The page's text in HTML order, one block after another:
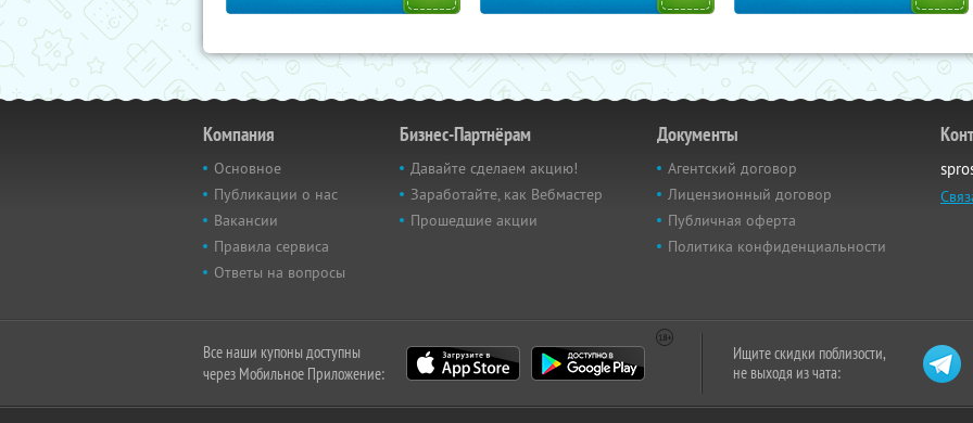
Компания
Основное
Публикации о нас
Вакансии
Правила сервиса
Ответы на вопросы
Бизнес-Партнёрам
Давайте сделаем акцию!
Заработайте, как Вебмастер
Прошедшие акции
Документы
Агентский договор
Лицензионный договор
Публичная оферта
Политика конфиденциальности
Все наши купоны доступны
через Мобильное Приложение:
Ищите скидки поблизости,
не выходя из чата: